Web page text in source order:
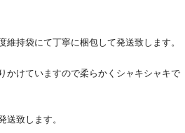
持袋にて丁寧に梱包して発送致します。
かけていますので柔らかくシャキシャキで
致します。